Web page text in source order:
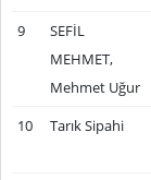
9
SEFİL
MEHMET,
Mehmet Uğur
10 Tarık Sipahi